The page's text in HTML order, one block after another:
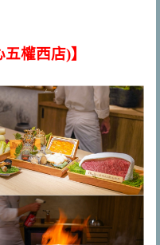
權西店)】